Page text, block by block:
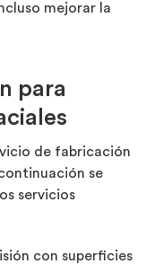
mejorar la
para
de fabricación
se
servicios
con superficies